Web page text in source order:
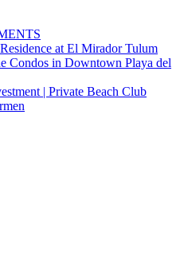
at El Mirador Tulum
Condos in Downtown Playa del
| Private Beach Club